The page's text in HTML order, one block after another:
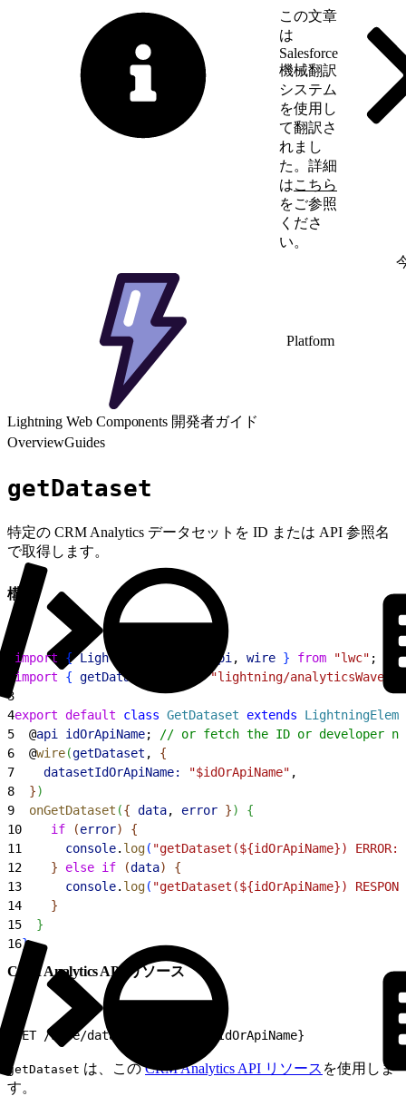
この文章
は
Salesforce
機械翻訳
システム
を使用し
て翻訳さ
れまし
た。詳細
はこちら
をご参照
くださ
い。
Platform
Lightning Web Components 開発者ガイド
OverviewGuides
getDataset
特定の CRM Analytics データセットを ID または API 参照名
で取得します。
構文
import { LightningElement api , wire } from "lwc" ;
import { getDataset
"lightning/
3
4export default class GetDataset extends
5
  @
api idOrApiName;
// or fetch the ID or developer
6
  @
wire(getDataset , {
7
    datasetIdOrApiName:
"$idOrApiName" ,
8
})
9
  onGetDataset
({ data, error })
{
10
    if
(error)
{
11
      console
. log( "getDataset(${idOrApiName}) ERROR:"
12
} else if (data)
{
13
      console
. log( "getDataset(${idOrApiName})
14
}
15
}
16}
CRM Analytics API リソース
GET /wave/datasets/${datasetIdOrApiName}
getDataset は、このCRM Analytics API リソース を使用しま
す。